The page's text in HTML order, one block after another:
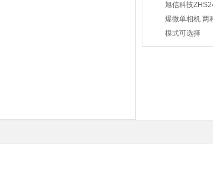
ZAT610-5防爆一
激光摄像仪
￥22000.00